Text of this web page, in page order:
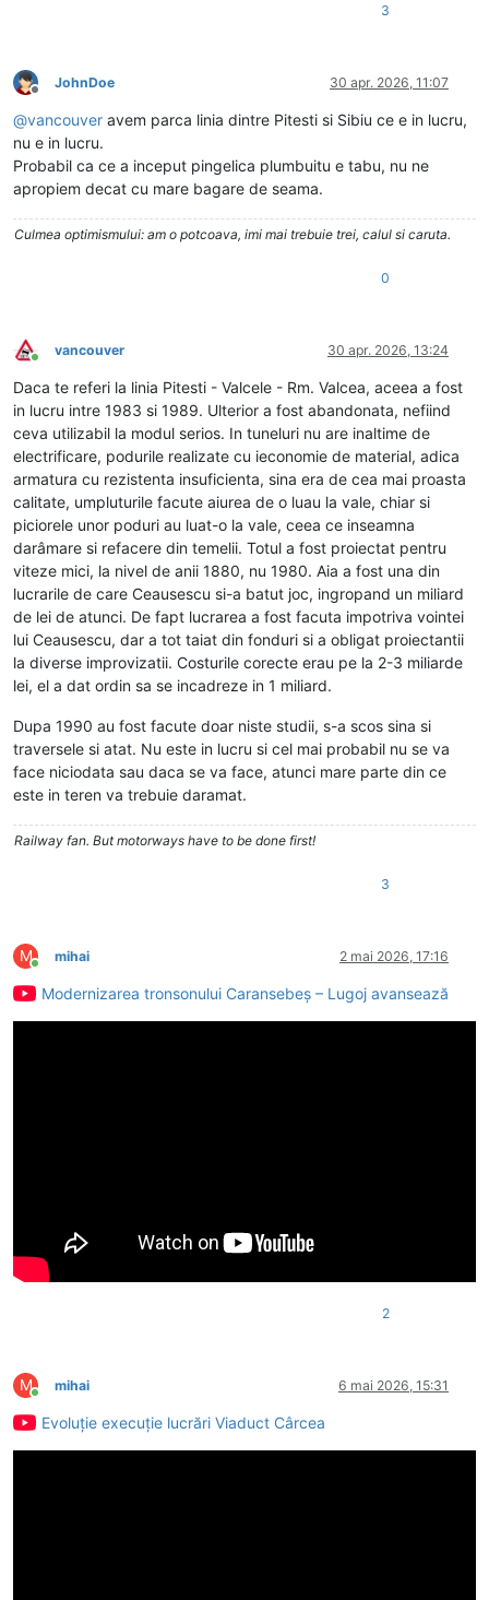
3
Deconectat
JohnDoe 30 apr. 2026, 11:07
@vancouver avem parca linia dintre Pitesti si Sibiu ce e in lucru,
nu e in lucru.
Probabil ca ce a inceput pingelica plumbuitu e tabu, nu ne
apropiem decat cu mare bagare de seama.
Culmea optimismului: am o potcoava, imi mai trebuie trei, calul si caruta.
0
Conectat
vancouver 30 apr. 2026, 13:24
Daca te referi la linia Pitesti - Valcele - Rm. Valcea, aceea a fost
in lucru intre 1983 si 1989. Ulterior a fost abandonata, nefiind
ceva utilizabil la modul serios. In tuneluri nu are inaltime de
electrificare, podurile realizate cu ieconomie de material, adica
armatura cu rezistenta insuficienta, sina era de cea mai proasta
calitate, umpluturile facute aiurea de o luau la vale, chiar si
piciorele unor poduri au luat-o la vale, ceea ce inseamna
darâmare si refacere din temelii. Totul a fost proiectat pentru
viteze mici, la nivel de anii 1880, nu 1980. Aia a fost una din
lucrarile de care Ceausescu si-a batut joc, ingropand un miliard
de lei de atunci. De fapt lucrarea a fost facuta impotriva vointei
lui Ceausescu, dar a tot taiat din fonduri si a obligat proiectantii
la diverse improvizatii. Costurile corecte erau pe la 2-3 miliarde
lei, el a dat ordin sa se incadreze in 1 miliard.
Dupa 1990 au fost facute doar niste studii, s-a scos sina si
traversele si atat. Nu este in lucru si cel mai probabil nu se va
face niciodata sau daca se va face, atunci mare parte din ce
este in teren va trebuie daramat.
Railway fan. But motorways have to be done first!
3
M
Conectat
mihai 2 mai 2026, 17:16
Modernizarea tronsonului Caransebeș – Lugoj avansează
2
M
Conectat
mihai 6 mai 2026, 15:31
Evoluție execuție lucrări Viaduct Cârcea